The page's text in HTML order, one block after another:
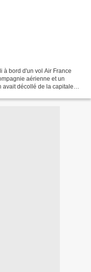
à bord d'un vol Air France
aérienne et un
avait décollé de la capitale